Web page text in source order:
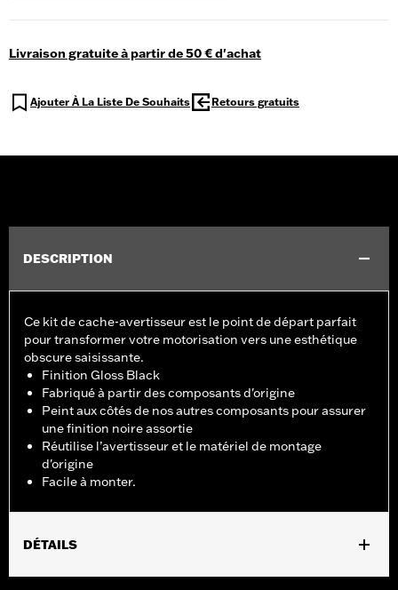
Livraison gratuite à partir de 50 € d'achat
Ajouter À La Liste De Souhaits Retours gratuits
DESCRIPTION
Ce kit de cache-avertisseur est le point de départ parfait
pour transformer votre motorisation vers une esthétique
obscure saisissante.
Finition Gloss Black
Fabriqué à partir des composants d'origine
Peint aux côtés de nos autres composants pour assurer
une finition noire assortie
Réutilise l’avertisseur et le matériel de montage
d'origine
Facile à monter.
DÉTAILS